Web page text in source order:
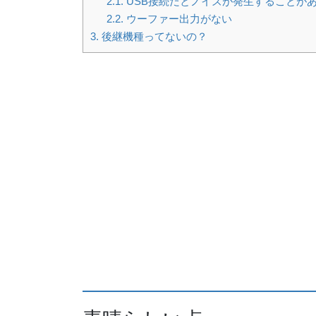
2.2. ウーファー出力がない
3. 後継機種ってないの？